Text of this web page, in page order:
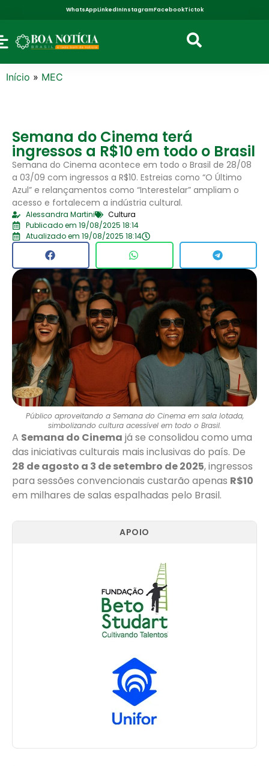
WhatsAppLinkedInInstagramFacebookTictok
Início » MEC
Semana do Cinema terá
ingressos a R$10 em todo o Brasil
Semana do Cinema acontece em todo o Brasil de 28/08
a 03/09 com ingressos a R$10. Estreias como “O Último
Azul” e relançamentos como “Interestelar” ampliam o
acesso e fortalecem a indústria cultural.
Alessandra Martini
Cultura
Publicado em 19/08/2025 18:14
Atualizado em 19/08/2025 18:14
Público aproveitando a Semana do Cinema em sala lotada,
simbolizando cultura acessível em todo o Brasil.
A Semana do Cinema já se consolidou como uma
das iniciativas culturais mais inclusivas do país. De
28 de agosto a 3 de setembro de 2025, ingressos
para sessões convencionais custarão apenas R$10
em milhares de salas espalhadas pelo Brasil.
APOIO